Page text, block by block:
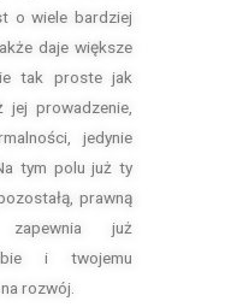
o wiele bardziej
daje większe
tak proste jak
jej prowadzenie,
jedynie
tym polu już ty
prawną
już
i twojemu
rozwój.